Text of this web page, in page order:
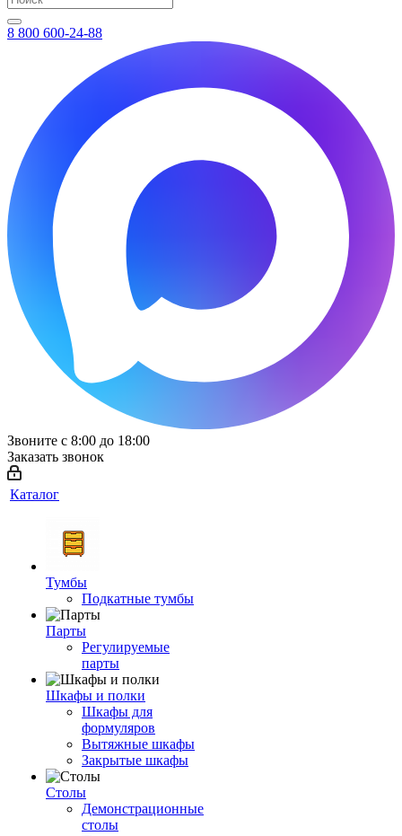
8 800 600-24-88
Звоните с 8:00 до 18:00
Заказать звонок
Каталог
Тумбы
Подкатные тумбы
Парты
Регулируемые
парты
Шкафы и полки
Шкафы для
формуляров
Вытяжные шкафы
Закрытые шкафы
Столы
Демонстрационные
столы